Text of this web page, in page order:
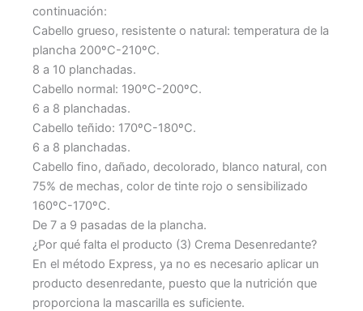
continuación:
Cabello grueso, resistente o natural: temperatura de la
plancha 200ºC-210ºC.
8 a 10 planchadas.
Cabello normal: 190ºC-200ºC.
6 a 8 planchadas.
Cabello teñido: 170ºC-180ºC.
6 a 8 planchadas.
Cabello fino, dañado, decolorado, blanco natural, con
75% de mechas, color de tinte rojo o sensibilizado
160ºC-170ºC.
De 7 a 9 pasadas de la plancha.
¿Por qué falta el producto (3) Crema Desenredante?
En el método Express, ya no es necesario aplicar un
producto desenredante, puesto que la nutrición que
proporciona la mascarilla es suficiente.